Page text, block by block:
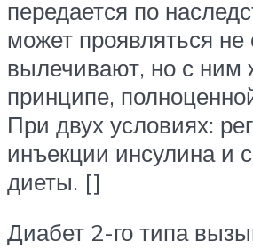
передается по
может проявляться не
вылечивают, но с ним
принципе,
При двух условиях:
инъекции инсулина и
диеты. []
Диабет 2-го типа